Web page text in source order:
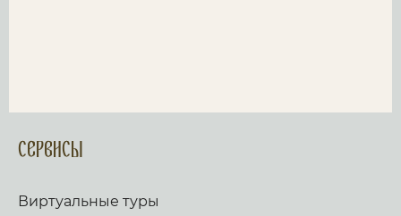
Сервисы
Виртуальные туры